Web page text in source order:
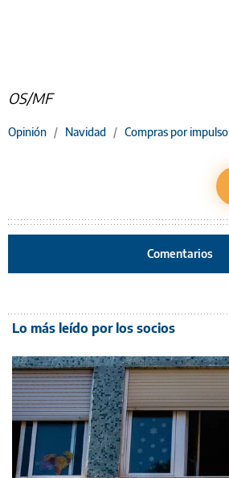
OS/MF
Opinión / Navidad / Compras por impulso
Comentarios
Lo más leído por los socios